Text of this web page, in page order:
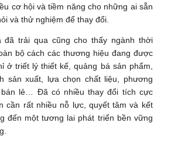
cơ hội và tiềm năng cho những ai sẵn
và thử nghiệm để thay đổi.
đã trải qua cũng cho thấy ngành thời
bộ cách các thương hiệu đang được
ở triết lý thiết kế, quảng bá sản phẩm,
sản xuất, lựa chọn chất liệu, phương
lẻ… Đã có nhiều thay đổi tích cực
cần rất nhiều nỗ lực, quyết tâm và kết
đến một tương lai phát triển bền vững